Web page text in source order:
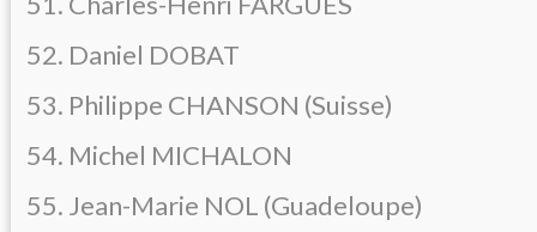
52. Daniel DOBAT
53. Philippe CHANSON (Suisse)
54. Michel MICHALON
55. Jean-Marie NOL (Guadeloupe)